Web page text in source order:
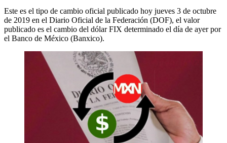
Este es el tipo de cambio oficial publicado hoy jueves 3 de octubre
de 2019 en el Diario Oficial de la Federación (DOF), el valor
publicado es el cambio del dólar FIX determinado el día de ayer por
el Banco de México (Banxico).